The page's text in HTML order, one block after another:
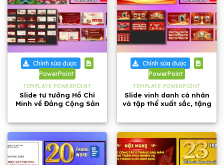
Chỉnh sửa được
PowerPoint
TEMPLATE POWERPOINT
Slide tư tưởng Hồ Chí
Minh về Đảng Cộng Sản
Chỉnh sửa được
PowerPoint
TEMPLATE POWERPOINT
Slide vinh danh cá nhân
và tập thể xuất sắc, tặng